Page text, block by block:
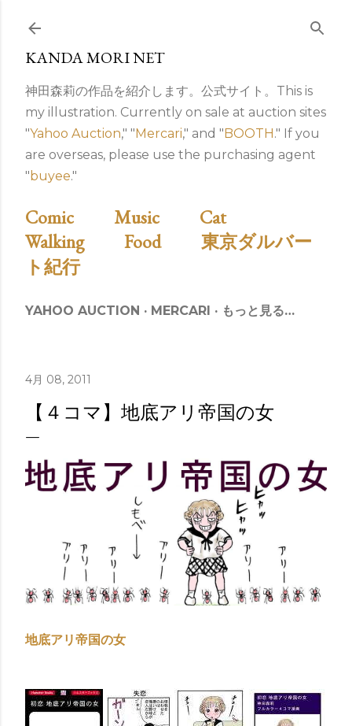
スキップしてメイン コンテンツに移動
KANDA MORI NET
神田森莉の作品を紹介します。公式サイト。This is
my illustration. Currently on sale at auction sites
"Yahoo Auction," "Mercari," and "BOOTH." If you
are overseas, please use the purchasing agent
"buyee."
Comic Music
Cat
Walking
Food
東京ダルバー
ト紀行
YAHOO AUCTION MERCARI もっと見る…
4月 08, 2011
【４コマ】地底アリ帝国の女
地底アリ帝国の女